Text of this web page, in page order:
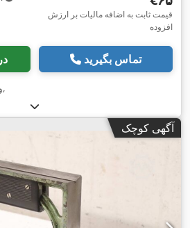
قیمت ثابت به اضافه مالیات بر ارزش
افزوده
تماس بگیرید
,
آگهی کوچک